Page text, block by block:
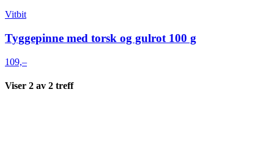
Vitbit
Tyggepinne med torsk og gulrot 100 g
109,–
Viser 2 av 2 treff